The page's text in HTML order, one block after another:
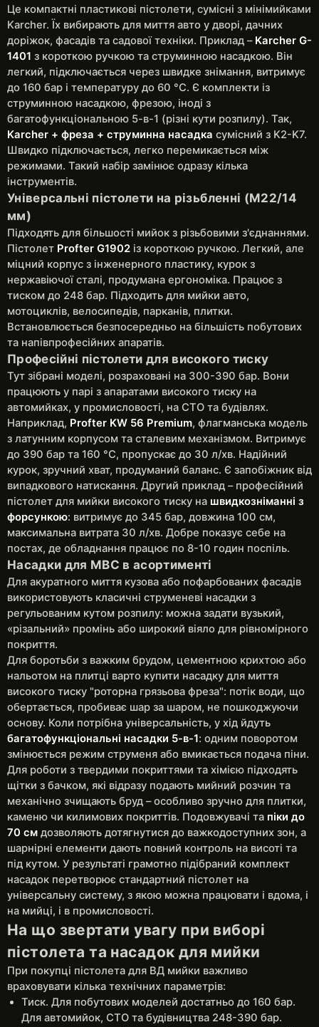
Це компактні пластикові пістолети, сумісні з мінімийками
Karcher. Їх вибирають для миття авто у дворі, дачних
доріжок, фасадів та садової техніки. Приклад – Karcher G-
1401 з короткою ручкою та струминною насадкою. Він
легкий, підключається через швидке знімання, витримує
до 160 бар і температуру до 60 °C. Є комплекти із
струминною насадкою, фрезою, іноді з
багатофункціональною 5-в-1 (різні кути розпилу). Так,
Karcher + фреза + струминна насадка сумісний з K2-K7.
Швидко підключається, легко перемикається між
режимами. Такий набір замінює одразу кілька
інструментів.
Універсальні пістолети на різьбленні (M22/14
мм)
Підходять для більшості мийок з різьбовими з'єднаннями.
Пістолет Profter G1902 із короткою ручкою. Легкий, але
міцний корпус з інженерного пластику, курок з
нержавіючої сталі, продумана ергономіка. Працює з
тиском до 248 бар. Підходить для мийки авто,
мотоциклів, велосипедів, парканів, плитки.
Встановлюється безпосередньо на більшість побутових
та напівпрофесійних апаратів.
Професійні пістолети для високого тиску
Тут зібрані моделі, розраховані на 300-390 бар. Вони
працюють у парі з апаратами високого тиску на
автомийках, у промисловості, на СТО та будівлях.
Наприклад, Profter KW 56 Premium, флагманська модель
з латунним корпусом та сталевим механізмом. Витримує
до 390 бар та 160 °C, пропускає до 30 л/хв. Надійний
курок, зручний хват, продуманий баланс. Є запобіжник від
випадкового натискання. Другий приклад – професійний
пістолет для мийки високого тиску на швидкозніманні з
форсункою: витримує до 345 бар, довжина 100 см,
максимальна витрата 30 л/хв. Добре показує себе на
постах, де обладнання працює по 8-10 годин поспіль.
Насадки для МВС в асортименті
Для акуратного миття кузова або пофарбованих фасадів
використовують класичні струменеві насадки з
регульованим кутом розпилу: можна задати вузький,
«різальний» промінь або широкий віяло для рівномірного
покриття.
Для боротьби з важким брудом, цементною крихтою або
нальотом на плитці варто купити насадку для миття
високого тиску "роторна грязьова фреза": потік води, що
обертається, пробиває шар за шаром, не пошкоджуючи
основу. Коли потрібна універсальність, у хід йдуть
багатофункціональні насадки 5-в-1: одним поворотом
змінюється режим струменя або вмикається подача піни.
Для роботи з твердими покриттями та хімією підходять
щітки з бачком, які відразу подають мийний розчин та
механічно зчищають бруд – особливо зручно для плитки,
каменю чи килимових покриттів. Подовжувачі та піки до
70 см дозволяють дотягнутися до важкодоступних зон, а
шарнірні елементи дають повний контроль на висоті та
під кутом. У результаті грамотно підібраний комплект
насадок перетворює стандартний пістолет на
універсальну систему, з якою можна працювати і вдома, і
на мийці, і в промисловості.
На що звертати увагу при виборі
пістолета та насадок для мийки
При покупці пістолета для ВД мийки важливо
враховувати кілька технічних параметрів:
Тиск. Для побутових моделей достатньо до 160 бар.
Для автомийок, СТО та будівництва 248-390 бар.